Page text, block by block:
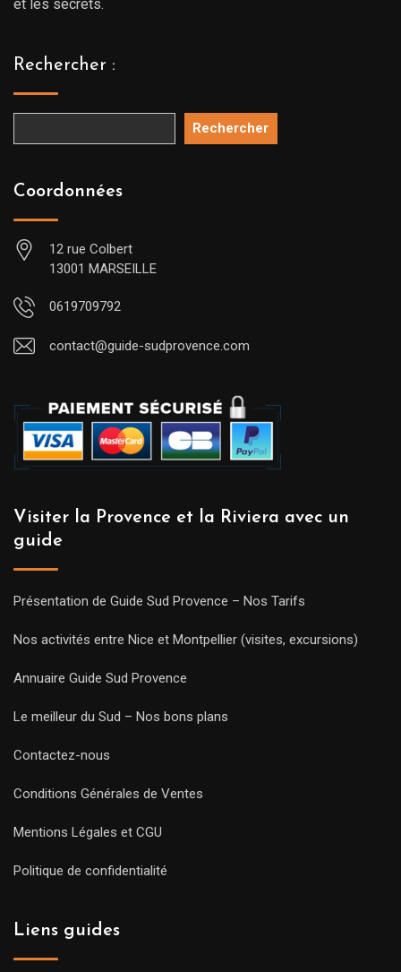
et les secrets.
Rechercher :
Rechercher
Coordonnées
12 rue Colbert
13001 MARSEILLE
0619709792
contact@guide-sudprovence.com
Visiter la Provence et la Riviera avec un
guide
Présentation de Guide Sud Provence – Nos Tarifs
Nos activités entre Nice et Montpellier (visites, excursions)
Annuaire Guide Sud Provence
Le meilleur du Sud – Nos bons plans
Contactez-nous
Conditions Générales de Ventes
Mentions Légales et CGU
Politique de confidentialité
Liens guides